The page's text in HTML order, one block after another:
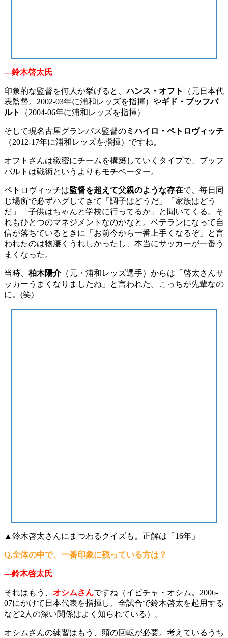
---鈴木啓太氏
印象的な監督を何人か挙げると、ハンス・オフト
（元日本代
表監督。2002-03年に浦和レッズを指揮）やギド・ブッフバ
ルト
（2004-06年に浦和レッズを指揮）
そして現名古屋グランパス監督のミハイロ・ペトロヴィッチ
（2012-17年に浦和レッズを指揮）ですね。
オフトさんは緻密にチームを構築していくタイプで、ブッフ
バルトは戦術というよりもモチベーター。
ペトロヴィッチは監督を超えて父親のような存在で、毎日同
じ場所で必ずハグしてきて「調子はどうだ」「家族はどう
だ」「子供はちゃんと学校に行ってるか」と聞いてくる。そ
れもひとつのマネジメントなのかなと。ベテランになって自
信が落ちているときに「お前今から一番上手くなるぞ」と言
われたのは物凄くうれしかったし、本当にサッカーが一番う
まくなった。
当時、柏木陽介（元・浦和レッズ選手）からは「啓太さんサ
ッカーうまくなりましたね」と言われた。こっちが先輩なの
に。(笑)
▲鈴木啓太さんにまつわるクイズも。正解は「16年」
Q,全体の中で、一番印象に残っている方は？
---鈴木啓太氏
それはもう、 オシムさんですね（イビチャ・オシム。2006-
07にかけて日本代表を指揮し、全試合で鈴木啓太を起用する
など2人の深い関係はよく知られている）。
オシムさんの練習はもう、頭の回転が必要。考えているうち